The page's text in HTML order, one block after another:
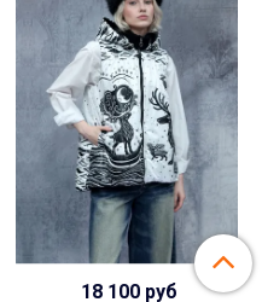
18 100 руб